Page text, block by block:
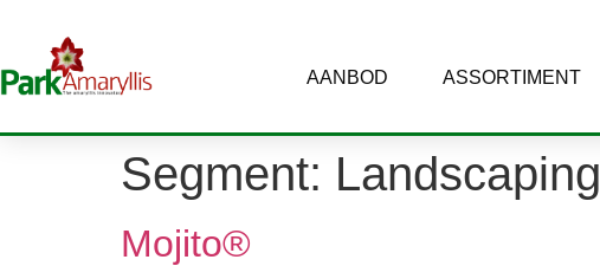
AANBOD ASSORTIMENT
Segment: Landscaping
Mojito®